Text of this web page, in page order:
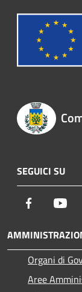
SEGUICI SU
Facebook
Organi di
Aree